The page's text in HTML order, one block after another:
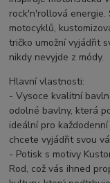
rock'n'rollová energie.
motocyklů,
tričko umožní vyjádřit
nikdy nevyjde z módy.
Hlavní vlastnosti:
- Vysoce kvalitní
odolné bavlny, která
ideální pro
chcete vyjádřit svou
- Potisk s motivy
Rod, což vás ihned